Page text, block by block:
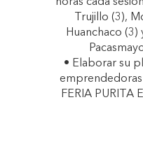
Trujillo (3),
Huanchaco
• Elaborar su
FERIA PURITA